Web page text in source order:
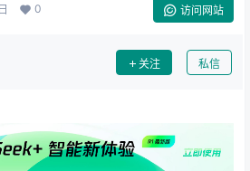
0 访问网站
关注 私信